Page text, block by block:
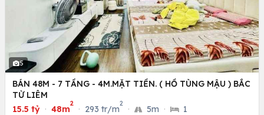
5
BÁN 48M - 7 TẦNG - 4M.MẶT TIỀN. ( HỒ TÙNG MẬU ) BẮC
TỪ LIÊM
15.5 tỷ · 48m
2
· 293 tr/m
2
· 5m · 1